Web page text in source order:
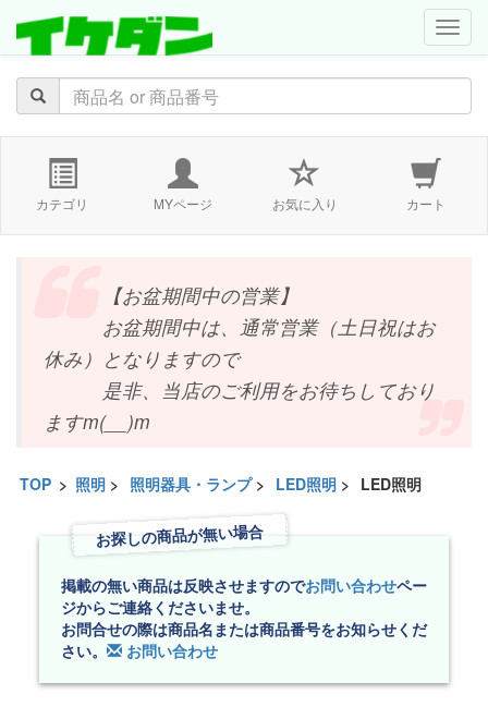
カテゴリ MYページ お気に入り カート
【お盆期間中の営業】
お盆期間中は、通常営業（土日祝はお
休み）となりますので
是非、当店のご利用をお待ちしており
ますm(__)m
TOP > 照明 > 照明器具・ランプ> LED照明 > LED照明
お探しの商品が無い場合
掲載の無い商品は反映させますのでお問い合わせペー
ジからご連絡くださいませ。
お問合せの際は商品名または商品番号をお知らせくだ
さい。
お問い合わせ